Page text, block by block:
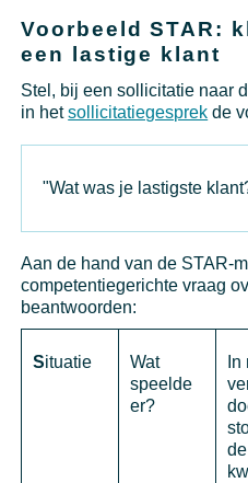
Voorbeeld STAR:
een lastige klant
Stel, bij een sollicitatie naar
in hetsollicitatiegesprek de
"Wat was je lastigste
Aan de hand van de STAR-
competentiegerichte vraag
beantwoorden:
Situatie
Wat
speelde
er?